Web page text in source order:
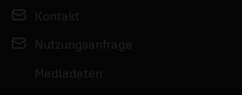
Kontakt
Nutzungsanfrage
Mediadaten